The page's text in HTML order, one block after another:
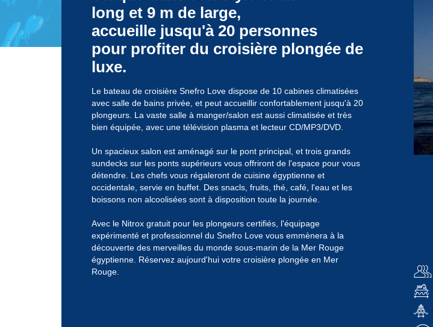
long et 9 m de large,
accueille jusqu'à 20 personnes
pour profiter du croisière plongée de
luxe.
Le bateau de croisière Snefro Love dispose de 10 cabines climatisées
avec salle de bains privée, et peut accueillir confortablement jusqu'à 20
plongeurs. La vaste salle à manger/salon est aussi climatisée et très
bien équipée, avec une télévision plasma et lecteur CD/MP3/DVD.
Un spacieux salon est aménagé sur le pont principal, et trois grands
sundecks sur les ponts supérieurs vous offriront de l'espace pour vous
détendre. Les chefs vous régaleront de cuisine égyptienne et
occidentale, servie en buffet. Des snacls, fruits, thé, café, l'eau et les
boissons non alcoolisées sont à disposition toute la journée.
Avec le Nitrox gratuit pour les plongeurs certifiés, l'équipage
expérimenté et professionnel du Snefro Love vous emmènera à la
découverte des merveilles du monde sous-marin de la Mer Rouge
égyptienne. Réservez aujourd'hui votre croisière plongée en Mer
Rouge.